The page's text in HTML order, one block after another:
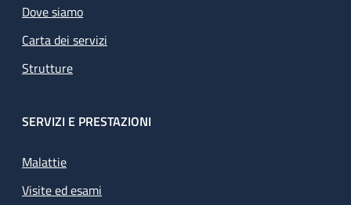
Dove siamo
Carta dei servizi
Strutture
SERVIZI E PRESTAZIONI
Malattie
Visite ed esami